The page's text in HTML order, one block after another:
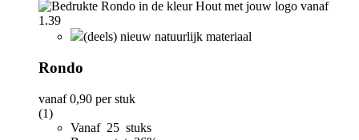
(deels) nieuw natuurlijk materiaal
Rondo
vanaf0,90 per stuk
(1)
Vanaf 25 stuks